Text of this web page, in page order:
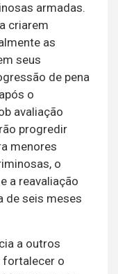
armadas.
criarem
as
seus
de pena
o
avaliação
progredir
menores
o
a reavaliação
de seis meses
a outros
o